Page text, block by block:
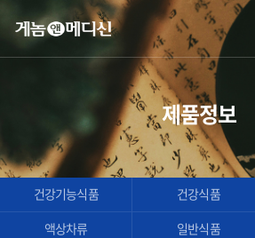
제품정보
건강기능식품 건강식품
액상차류 일반식품